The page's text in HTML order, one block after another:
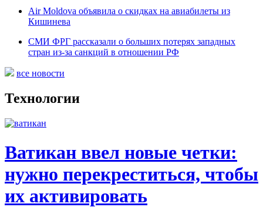
Air Moldova объявила о скидках на авиабилеты из
Кишинева
СМИ ФРГ рассказали о больших потерях западных
стран из-за санкций в отношении РФ
все новости
Технологии
Ватикан ввел новые четки:
нужно перекреститься, чтобы
их активировать